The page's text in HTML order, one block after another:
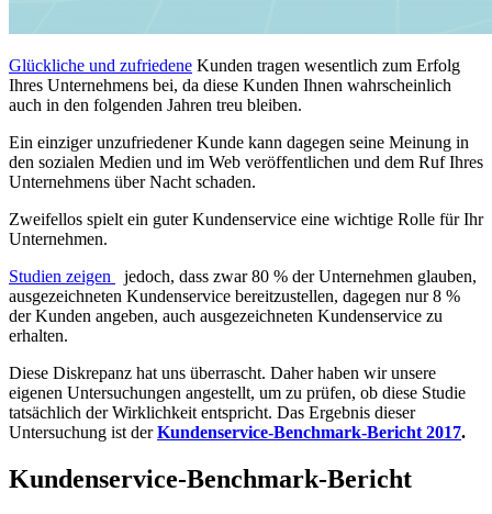
Glückliche und zufriedene Kunden tragen wesentlich zum Erfolg
Ihres Unternehmens bei, da diese Kunden Ihnen wahrscheinlich
auch in den folgenden Jahren treu bleiben.
Ein einziger unzufriedener Kunde kann dagegen seine Meinung in
den sozialen Medien und im Web veröffentlichen und dem Ruf Ihres
Unternehmens über Nacht schaden.
Zweifellos spielt ein guter Kundenservice eine wichtige Rolle für Ihr
Unternehmen.
Studien zeigen
jedoch, dass zwar 80 % der Unternehmen glauben,
ausgezeichneten Kundenservice bereitzustellen, dagegen nur 8 %
der Kunden angeben, auch ausgezeichneten Kundenservice zu
erhalten.
Diese Diskrepanz hat uns überrascht. Daher haben wir unsere
eigenen Untersuchungen angestellt, um zu prüfen, ob diese Studie
tatsächlich der Wirklichkeit entspricht. Das Ergebnis dieser
Untersuchung ist derKundenservice-Benchmark-Bericht 2017.
Kundenservice-Benchmark-Bericht